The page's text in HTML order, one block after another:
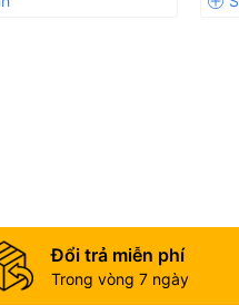
Đổi trả miễn phí
Trong vòng 7 ngày